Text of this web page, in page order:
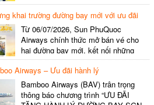
triển khai cho đường bay quốc tế mới
kết nối từ TP. Hồ Chí Minh
(SGN) đi Thâm Quyến – Trung Quốc
(SZX), chi tiết như sau: LỊCH BAY
CHI TIẾT Đường bay SHCB Giờ khởi
hành Giờ đến Tần suất…
khai trường đường bay mới với ưu đãi
Từ 06/07/2026, Sun PhuQuoc
Airways chính thức mở bán vé cho
hai đường bay mới, kết nối những
điểm đến giàu trải nghiệm, giúp hành
khách khám phá vẻ đẹp thiên nhiên
và văn hóa của miền Trung Việt Nam.
Thông tin đường bay mới Đường bay
Airways – Ưu đãi hành lý
Bamboo Airways (BAV) trân trọng
thông báo chương trình “ƯU ĐÃI